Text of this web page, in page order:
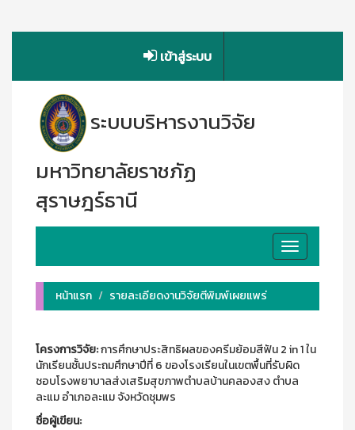
เข้าสู่ระบบ
ระบบบริหารงานวิจัย
มหาวิทยาลัยราชภัฏ
สุราษฎร์ธานี
Toggle
navigation
หน้าแรก
รายละเอียดงานวิจัยตีพิมพ์เผยแพร่
โครงการวิจัย:การศึกษาประสิทธิผลของครีมย้อมสีฟัน 2 in 1 ใน
นักเรียนชั้นประถมศึกษาปีที่ 6 ของโรงเรียนในเขตพื้นที่รับผิด
ชอบโรงพยาบาลส่งเสริมสุขภาพตำบลบ้านคลองสง ตำบล
ละแม อำเภอละแม จังหวัดชุมพร
ชื่อผู้เขียน: